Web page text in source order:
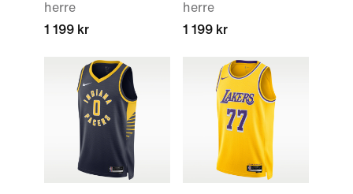
herre
1 199 kr
herre
1 199 kr